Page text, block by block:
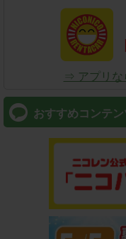
⇒ アプリな
おすすめコンテン